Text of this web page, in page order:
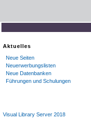
Aktuelles
Neue Seiten
Neuerwerbungslisten
Neue Datenbanken
Führungen und Schulungen
Visual Library Server 2018